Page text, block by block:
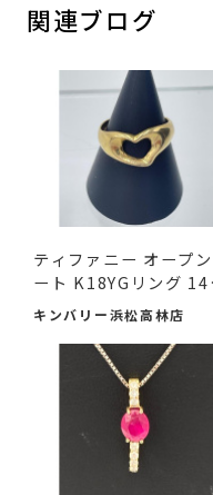
関連ブログ
ティファニー オープ
ート K18YGリング 14
が ...
キンバリー浜松高林店